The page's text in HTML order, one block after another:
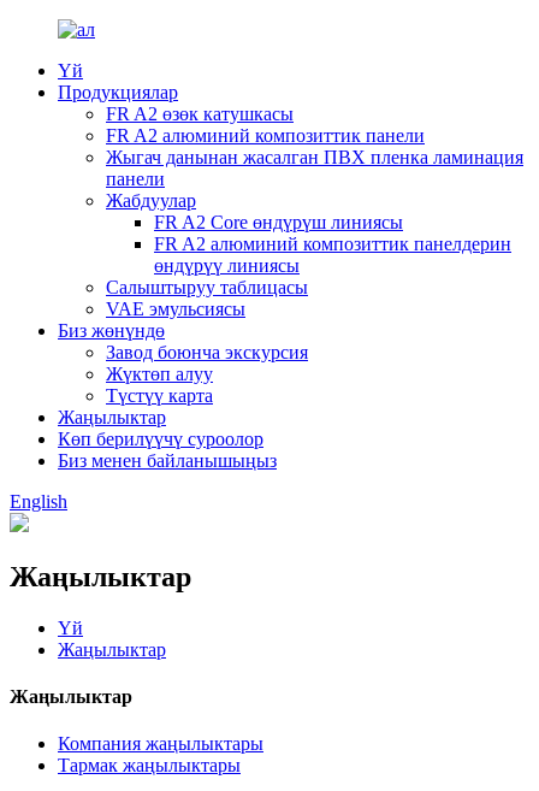
Үй
Продукциялар
FR A2 өзөк катушкасы
FR A2 алюминий композиттик панели
Жыгач данынан жасалган ПВХ пленка ламинация
панели
Жабдуулар
FR A2 Core өндүрүш линиясы
FR A2 алюминий композиттик панелдерин
өндүрүү линиясы
Салыштыруу таблицасы
VAE эмульсиясы
Биз жөнүндө
Завод боюнча экскурсия
Жүктөп алуу
Түстүү карта
Жаңылыктар
Көп берилүүчү суроолор
Биз менен байланышыңыз
English
Жаңылыктар
Үй
Жаңылыктар
Жаңылыктар
Компания жаңылыктары
Тармак жаңылыктары